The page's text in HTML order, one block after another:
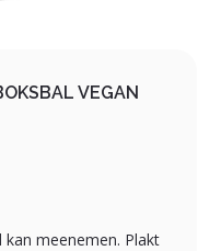
VEGAN
meenemen. Plakt